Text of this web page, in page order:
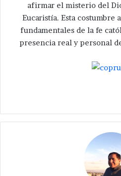
afirmar el misterio del
Eucaristía. Esta costumbre
fundamentales de la fe
presencia real y personal